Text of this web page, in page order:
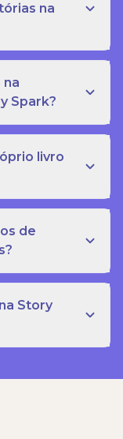
na
na
Spark?
livro
de
Story